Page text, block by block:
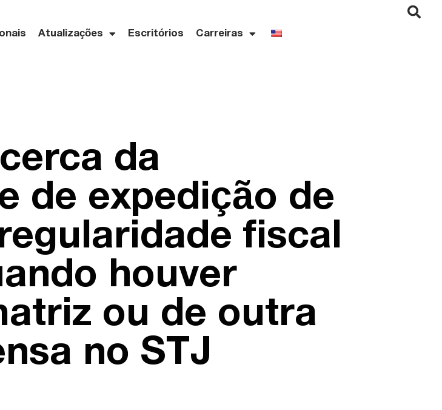
Atualizações Escritórios Carreiras
da
de expedição de
fiscal
houver
ou de outra
no STJ